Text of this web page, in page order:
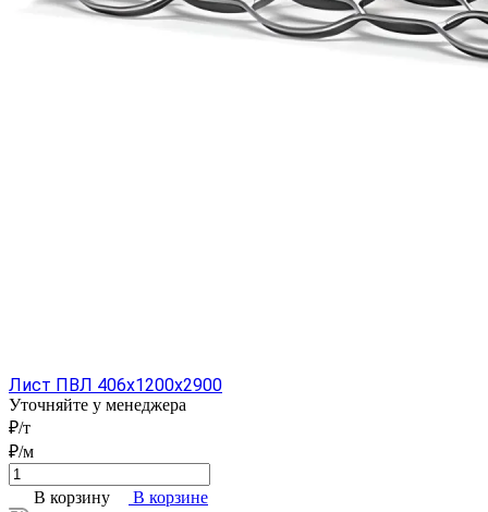
Лист ПВЛ 406x1200x2900
Уточняйте у менеджера
₽/т
₽/м
В корзину В корзине